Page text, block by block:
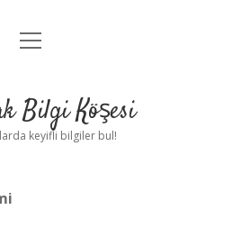
Anasayfa
Uyarı
menüyü
Bilgi Köşesi
keyifli bilgiler bul!